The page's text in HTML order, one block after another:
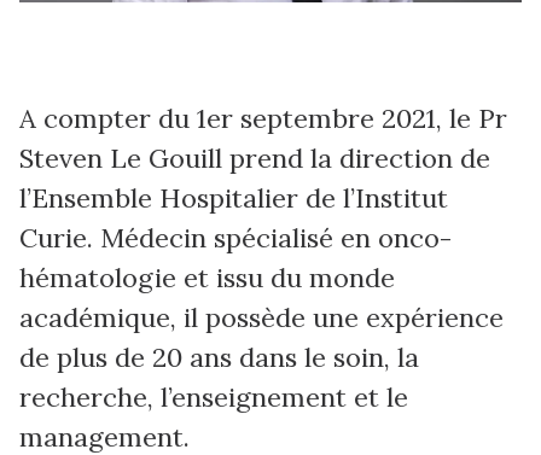
A compter du 1er septembre 2021, le Pr
Steven Le Gouill prend la direction de
l’Ensemble Hospitalier de l’Institut
Curie. Médecin spécialisé en onco-
hématologie et issu du monde
académique, il possède une expérience
de plus de 20 ans dans le soin, la
recherche, l’enseignement et le
management.